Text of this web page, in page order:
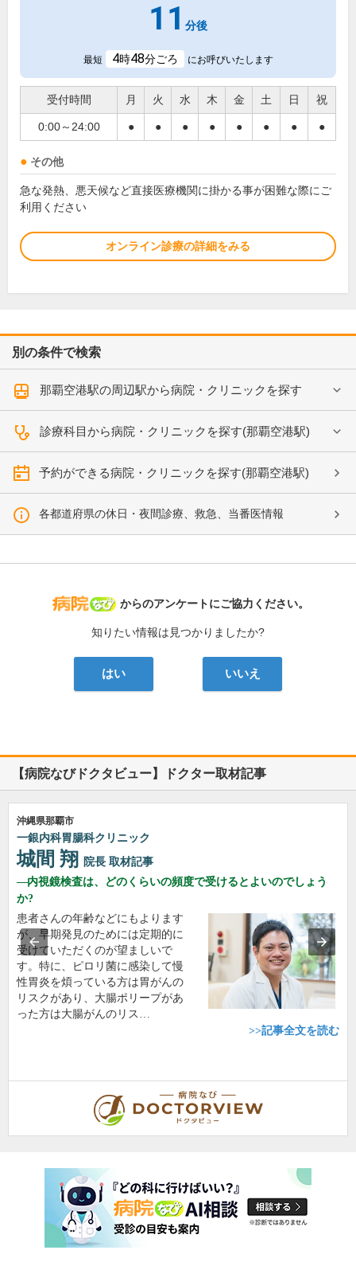
11 分後
最短 4時48分ごろ にお呼びいたします
受付時間 月 火 水 木 金 土 日 祝
0:00～24:00 ● ● ● ● ● ● ● ●
その他
急な発熱、悪天候など直接医療機関に掛かる事が困難な際にご
利用ください
オンライン診療の詳細をみる
別の条件で検索
那覇空港駅の周辺駅から病院・クリニックを探す
診療科目から病院・クリニックを探す(那覇空港駅)
予約ができる病院・クリニックを探す(那覇空港駅)
各都道府県の休日・夜間診療、救急、当番医情報
病院なび
からのアンケートにご協力ください。
知りたい情報は見つかりましたか?
はい いいえ
【病院なびドクタビュー】ドクター取材記事
沖縄県那覇市
一銀内科胃腸科クリニック
城間 翔 院長 取材記事
内視鏡検査は、どのくらいの頻度で受けるとよいのでしょう
か?
患者さんの年齢などにもよります
が、早期発見のためには定期的に
受けていただくのが望ましいで
す。特に、ピロリ菌に感染して慢
性胃炎を煩っている方は胃がんの
リスクがあり、大腸ポリープがあ
った方は大腸がんのリス…
>>記事全文を読む